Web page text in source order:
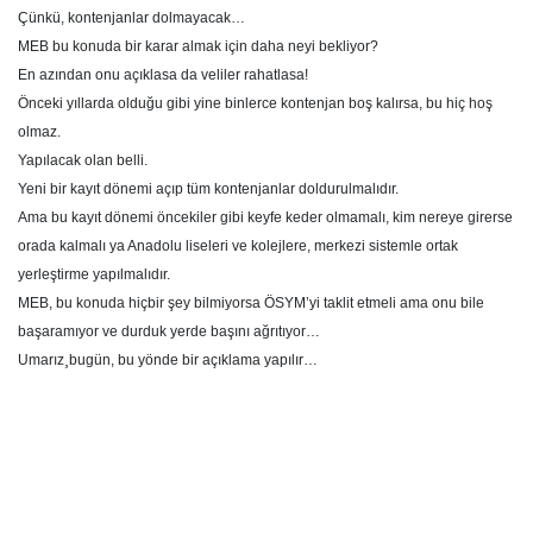
Çünkü, kontenjanlar dolmayacak…
MEB bu konuda bir karar almak için daha neyi bekliyor?
En azından onu açıklasa da veliler rahatlasa!
Önceki yıllarda olduğu gibi yine binlerce kontenjan boş kalırsa, bu hiç hoş
olmaz.
Yapılacak olan belli.
Yeni bir kayıt dönemi açıp tüm kontenjanlar doldurulmalıdır.
Ama bu kayıt dönemi öncekiler gibi keyfe keder olmamalı, kim nereye girerse
orada kalmalı ya Anadolu liseleri ve kolejlere, merkezi sistemle ortak
yerleştirme yapılmalıdır.
MEB, bu konuda hiçbir şey bilmiyorsa ÖSYM’yi taklit etmeli ama onu bile
başaramıyor ve durduk yerde başını ağrıtıyor…
Umarız¸bugün, bu yönde bir açıklama yapılır…